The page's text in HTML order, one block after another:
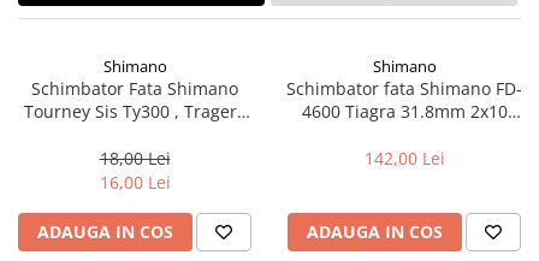
Biciclete pliabile
Biciclete de trekking
Biciclete Cursiere, Cyclocross
si Gravel
Accesorii biciclete
Scaun bicicleta copii
Chei si scule bicicleta
Shimano
Schimbator Fata Shimano
Tourney Sis Ty300 , Tragere
66-69, Cl50
18,00 Lei
16,00 Lei
ADAUGA IN COS
Shimano
Schimbator fata Shimano FD-
4600 Tiagra 31.8mm 2x10
142,00 Lei
ADAUGA IN COS